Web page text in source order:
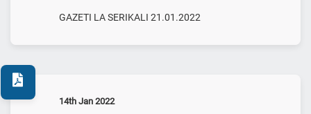
GAZETI LA SERIKALI 21.01.2022
14th Jan 2022